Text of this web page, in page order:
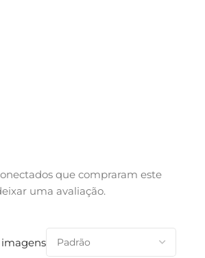
que compraram este
uma avaliação.